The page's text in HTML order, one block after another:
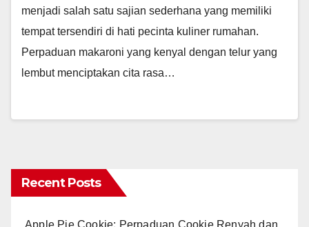
menjadi salah satu sajian sederhana yang memiliki
tempat tersendiri di hati pecinta kuliner rumahan.
Perpaduan makaroni yang kenyal dengan telur yang
lembut menciptakan cita rasa…
Recent Posts